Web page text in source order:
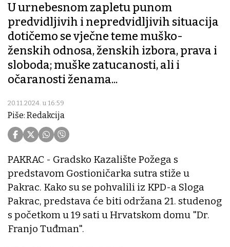
U urnebesnom zapletu punom
predvidljivih i nepredvidljivih situacija
dotičemo se vječne teme muško-
ženskih odnosa, ženskih izbora, prava i
sloboda; muške zatucanosti, ali i
očaranosti ženama...
20.11.2024. u 16:59
Piše: Redakcija
PAKRAC - Gradsko Kazalište Požega s
predstavom Gostioničarka sutra stiže u
Pakrac. Kako su se pohvalili iz KPD-a Sloga
Pakrac, predstava će biti održana 21. studenog
s početkom u 19 sati u Hrvatskom domu "Dr.
Franjo Tuđman".